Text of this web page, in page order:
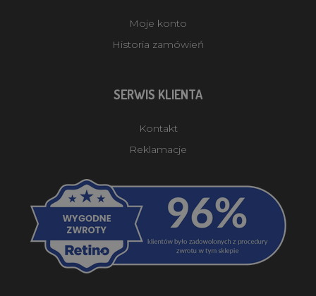
Moje konto
Historia zamówień
SERWIS KLIENTA
Kontakt
Reklamacje